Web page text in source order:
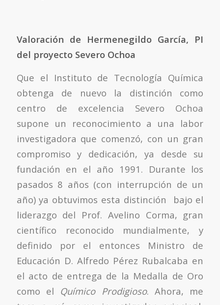
Valoración de Hermenegildo García, PI
del proyecto Severo Ochoa
Que el Instituto de Tecnología Química
obtenga de nuevo la distinción como
centro de excelencia Severo Ochoa
supone un reconocimiento a una labor
investigadora que comenzó, con un gran
compromiso y dedicación, ya desde su
fundación en el año 1991. Durante los
pasados 8 años (con interrupción de un
año) ya obtuvimos esta distinción bajo el
liderazgo del Prof. Avelino Corma, gran
científico reconocido mundialmente, y
definido por el entonces Ministro de
Educación D. Alfredo Pérez Rubalcaba en
el acto de entrega de la Medalla de Oro
como el Químico Prodigioso. Ahora, me